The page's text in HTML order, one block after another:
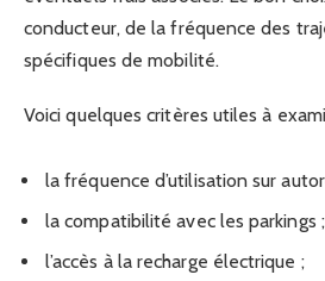
conducteur, de la fréquence des
spécifiques de mobilité.
Voici quelques critères utiles à
la fréquence d’utilisation sur
la compatibilité avec les parkings ;
l’accès à la recharge électrique ;